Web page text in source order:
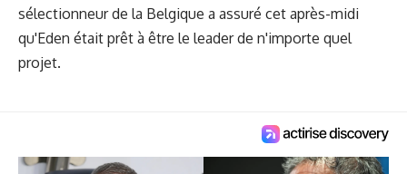
sélectionneur de la Belgique a assuré cet après-midi
qu'Eden était prêt à être le leader de n'importe quel
projet.